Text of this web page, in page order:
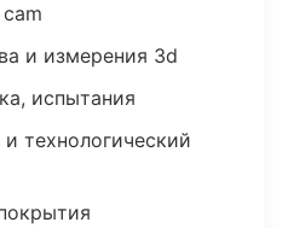
и измерения 3d
испытания
технологический